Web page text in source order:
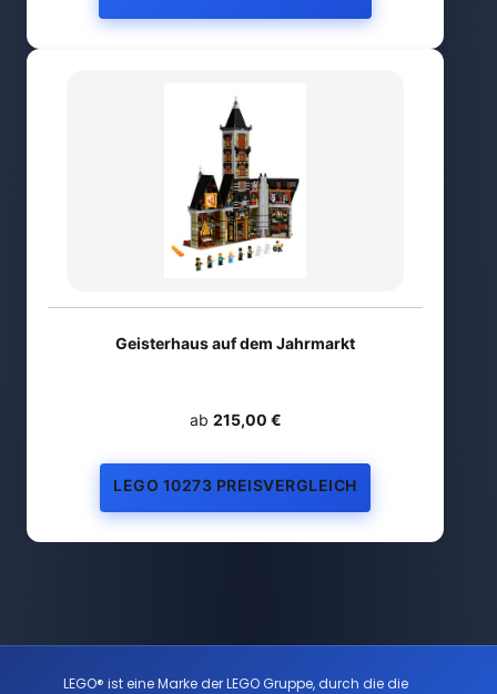
Geisterhaus auf dem Jahrmarkt
ab 215,00 €
LEGO 10273 PREISVERGLEICH
LEGO® ist eine Marke der LEGO Gruppe, durch die die